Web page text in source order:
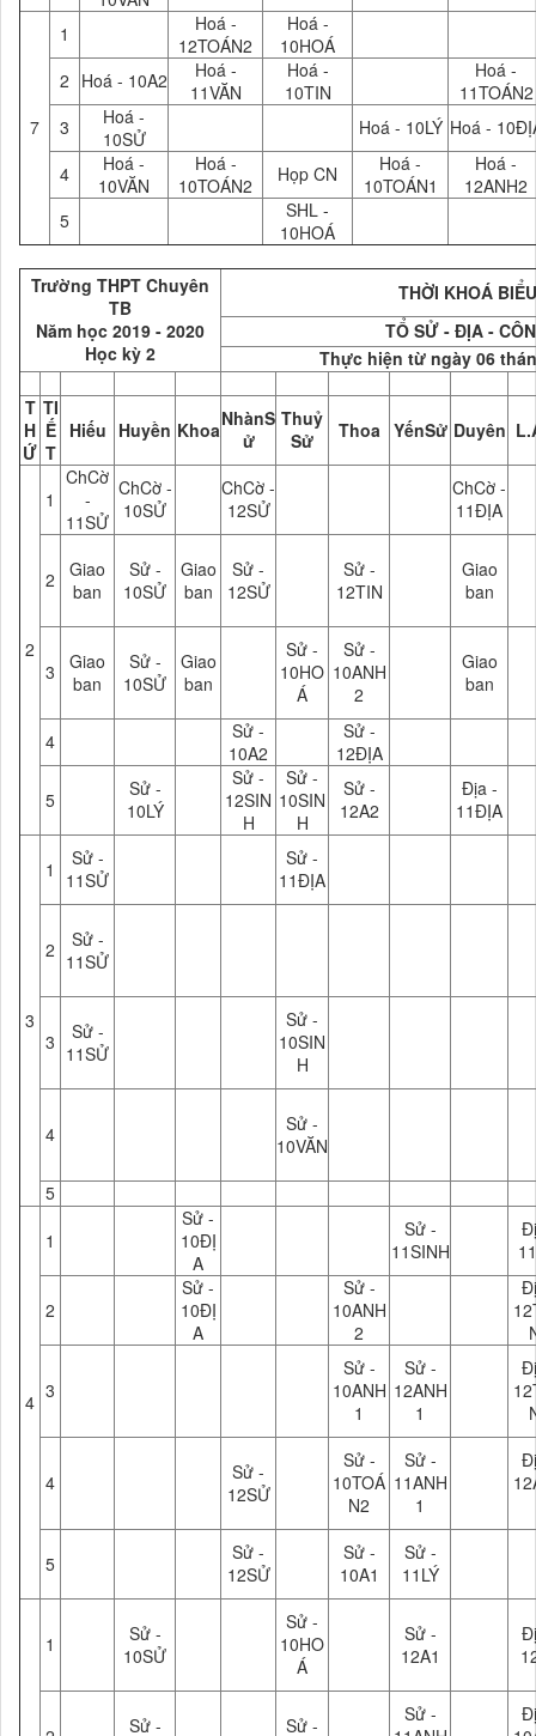
7
1
Hoá -
12TOÁN2
Hoá -
10HOÁ
2 Hoá - 10A2
Hoá -
11VĂN
Hoá -
10TIN
Hoá -
11TOÁN2
3
Hoá -
10SỬ
Hoá - 10LÝ Hoá -
4
Hoá -
10VĂN
Hoá -
10TOÁN2
Họp CN
Hoá -
10TOÁN1
Hoá -
12ANH2
5
SHL -
10HOÁ
Trường THPT Chuyên
TB
Năm học 2019 - 2020
Học kỳ 2
THỜI KHOÁ
TỔ SỬ - ĐỊA -
Thực hiện từ ngày 06
T
H
Ứ
TI
Ế
T
Hiếu Huyền KhoaNhànS
ử
Thuỷ
Sử
Thoa YếnSử Duyên
2
1
ChCờ
-
11SỬ
ChCờ -
10SỬ
ChCờ -
12SỬ
ChCờ -
11ĐỊA
2
Giao
ban
Sử -
10SỬ
Giao
ban
Sử -
12SỬ
Sử -
12TIN
Giao
ban
3
Giao
ban
Sử -
10SỬ
Giao
ban
Sử -
10HO
Á
Sử -
10ANH
2
Giao
ban
4
Sử -
10A2
Sử -
12ĐỊA
5
Sử -
10LÝ
Sử -
12SIN
H
Sử -
10SIN
H
Sử -
12A2
Địa -
11ĐỊA
3
1
Sử -
11SỬ
Sử -
11ĐỊA
2
Sử -
11SỬ
3
Sử -
11SỬ
Sử -
10SIN
H
4
Sử -
10VĂN
5
4
1
Sử -
10ĐỊ
A
Sử -
11SINH
2
Sử -
10ĐỊ
A
Sử -
10ANH
2
3
Sử -
10ANH
1
Sử -
12ANH
1
4
Sử -
12SỬ
Sử -
10TOÁ
N2
Sử -
11ANH
1
5
Sử -
12SỬ
Sử -
10A1
Sử -
11LÝ
1
Sử -
10SỬ
Sử -
10HO
Á
Sử -
12A1
Sử - Sử -
Sử -